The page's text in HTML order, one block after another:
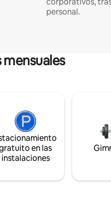
personal.
en las
instalaciones